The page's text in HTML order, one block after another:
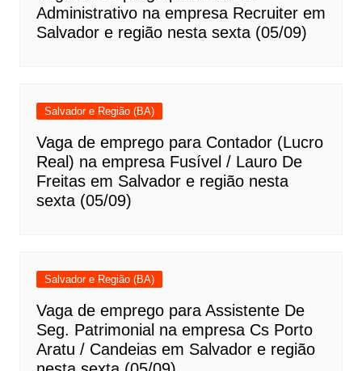
Administrativo na empresa Recruiter em
Salvador e região nesta sexta (05/09)
Salvador e Região (BA)
Vaga de emprego para Contador (Lucro
Real) na empresa Fusível / Lauro De
Freitas em Salvador e região nesta
sexta (05/09)
Salvador e Região (BA)
Vaga de emprego para Assistente De
Seg. Patrimonial na empresa Cs Porto
Aratu / Candeias em Salvador e região